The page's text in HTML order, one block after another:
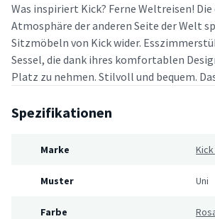
Was inspiriert Kick? Ferne Weltreisen!
Atmosphäre der anderen Seite der Welt
Sitzmöbeln von Kick wider.
Sessel, die dank ihres komfortablen
Platz zu nehmen. Stilvoll und bequem.
Spezifikationen
Marke
Muster Uni
Farbe